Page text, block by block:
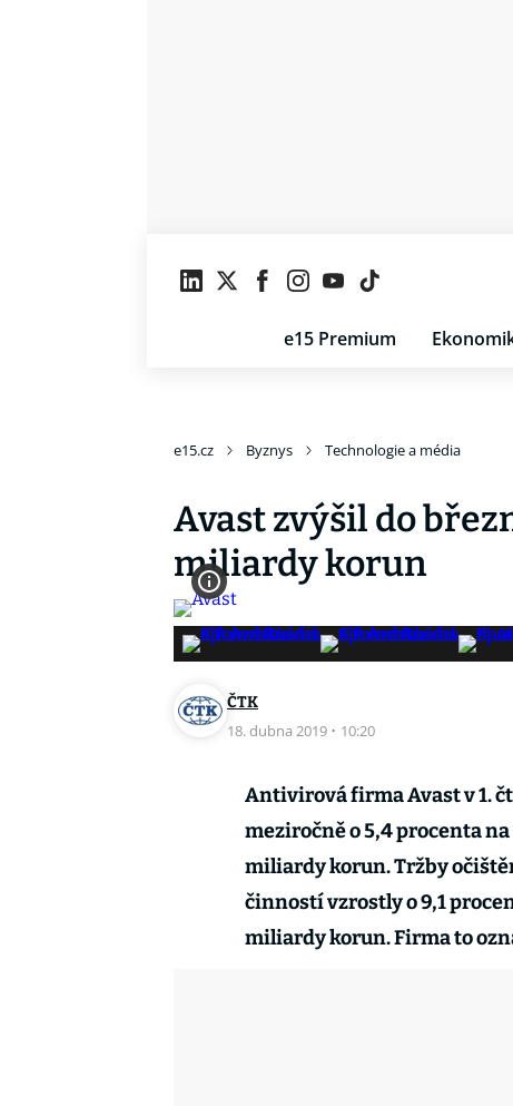
e15 Premium
e15.cz Byznys Technologie a média
Avast zvýšil do
miliardy korun
ČTK
18. dubna 2019 · 10:20
Antivirová firma Avast v 1.
meziročně o 5,4 procenta
miliardy korun. Tržby
činností vzrostly o 9,1
miliardy korun. Firma to